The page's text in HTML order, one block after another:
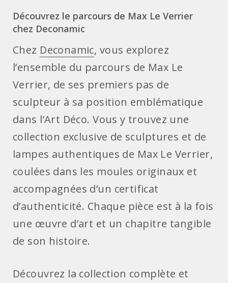
Découvrez le parcours de Max Le Verrier
chez Deconamic
Chez Deconamic, vous explorez
l’ensemble du parcours de Max Le
Verrier, de ses premiers pas de
sculpteur à sa position emblématique
dans l’Art Déco. Vous y trouvez une
collection exclusive de sculptures et de
lampes authentiques de Max Le Verrier,
coulées dans les moules originaux et
accompagnées d’un certificat
d’authenticité. Chaque pièce est à la fois
une œuvre d’art et un chapitre tangible
de son histoire.
Découvrez la collection complète et